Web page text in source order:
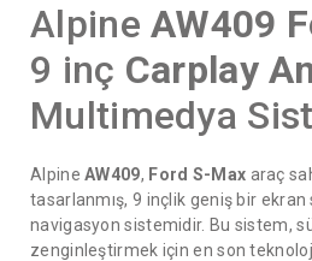
AlpineAW409
9 inç Carplay
Multimedya
AlpineAW409, Ford S-Max araç
tasarlanmış, 9 inçlik geniş bir
navigasyon sistemidir. Bu sistem,
zenginleştirmek için en son teknoloji